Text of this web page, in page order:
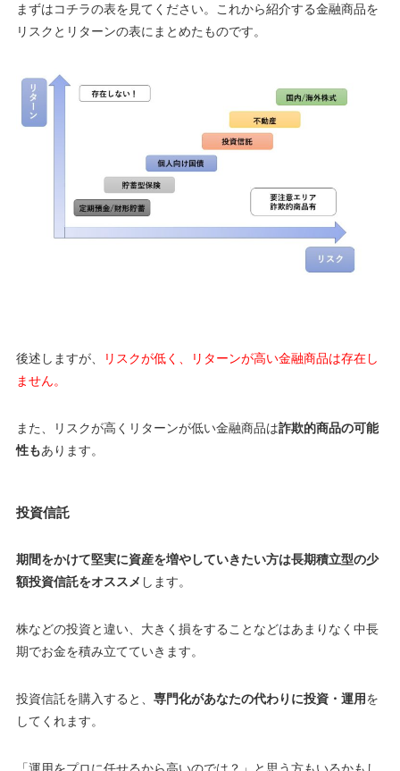
まずはコチラの表を見てください。これから紹介する金融商品を
リスクとリターンの表にまとめたものです。
後述しますが、
リスクが低く、リターンが高い金融商品は存在し
ません。
また、リスクが高くリターンが低い金融商品は詐欺的商品の可能
性もあります。
投資信託
期間をかけて堅実に資産を増やしていきたい方は長期積立型の少
額投資信託をオススメ します。
株などの投資と違い、大きく損をすることなどはあまりなく中長
期でお金を積み立てていきます。
投資信託を購入すると、 専門化があなたの代わりに投資・運用を
してくれます。